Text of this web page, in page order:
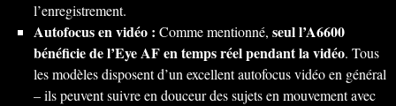
l’enregistrement.
Autofocus en vidéo : Comme mentionné, seul l’A6600
bénéficie de l’Eye AF en temps réel pendant la vidéo. Tous
les modèles disposent d’un excellent autofocus vidéo en général
– ils peuvent suivre en douceur des sujets en mouvement avec